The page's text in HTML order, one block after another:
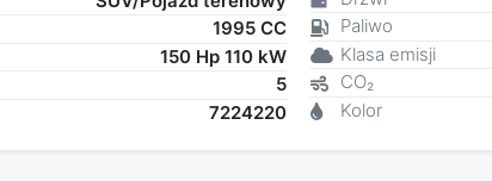
1995 CC
150 Hp 110 kW
5
7224220
Paliwo
Klasa emisji
CO₂
Kolor